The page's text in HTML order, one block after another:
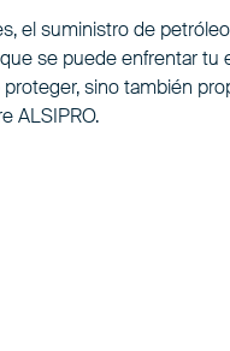
el suministro de
se puede enfrentar tu
sino también
ALSIPRO.